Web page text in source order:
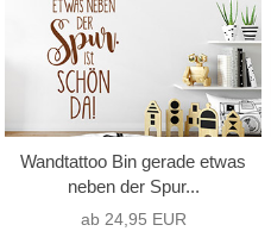
Wandtattoo Bin gerade etwas
neben der Spur...
ab 24,95 EUR